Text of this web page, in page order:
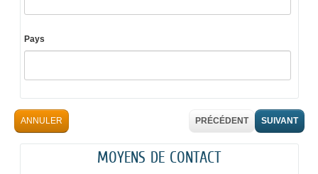
Pays
ANNULER SUIVANT
PRÉCÉDENT
MOYENS DE CONTACT